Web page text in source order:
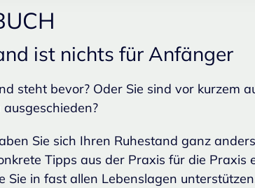
ist nichts für Anfänger
steht bevor? Oder Sie sind vor kurzem
Sie sich Ihren Ruhestand ganz
Tipps aus der Praxis für die Praxis
Sie in fast allen Lebenslagen